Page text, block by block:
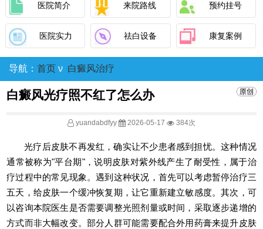
医院简介 来院路线 预约挂号
医院实力 祛白设备 康复案例
导航： 首页 ν 白癜风治疗
白癜风光疗照不红了怎么办
yuandabdfyy 2026-05-17 384次
光疗后皮肤不再发红，确实让不少患者感到担忧。这种情况
通常被称为"平台期"，说明皮肤对紫外线产生了耐受性，属于治
疗过程中的常见现象。遇到这种状况，首先可以考虑暂停治疗三
五天，给皮肤一个缓冲恢复期，让它重新建立敏感度。其次，可
以咨询本院医生是否需要调整光照剂量或时间，采取逐步递增的
方式而非大幅改变。部分人群可能需要配合外用药膏来提升皮肤